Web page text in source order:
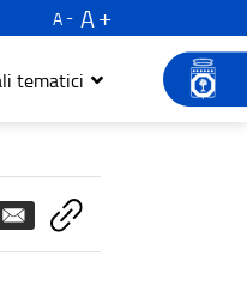
A
A
tematici
- Turismo e cultura